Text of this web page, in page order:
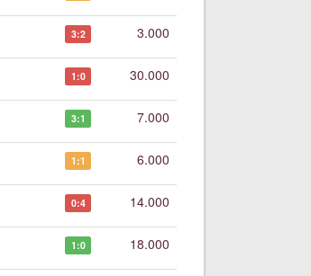
3:2 3.000
1:0 30.000
3:1 7.000
1:1 6.000
0:4 14.000
1:0 18.000